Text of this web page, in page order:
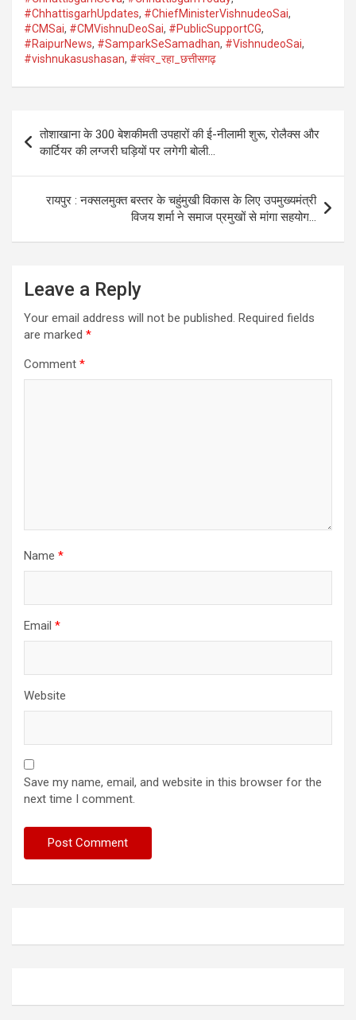
#ChhattisgarhUpdates, #ChiefMinisterVishnudeoSai,
#CMSai, #CMVishnuDeoSai, #PublicSupportCG,
#RaipurNews, #SamparkSeSamadhan, #VishnudeoSai,
#vishnukasushasan, #संवर_रहा_छत्तीसगढ़
Post
navigation
तोशाखाना के 300 बेशकीमती उपहारों की ई-नीलामी शुरू, रोलैक्स और
कार्टियर की लग्जरी घड़ियों पर लगेगी बोली…
रायपुर : नक्सलमुक्त बस्तर के चहुंमुखी विकास के लिए उपमुख्यमंत्री
विजय शर्मा ने समाज प्रमुखों से मांगा सहयोग…
Leave a Reply
Your email address will not be published. Required fields
are marked *
Comment *
Name *
Email *
Website
Save my name, email, and website in this browser for the
next time I comment.